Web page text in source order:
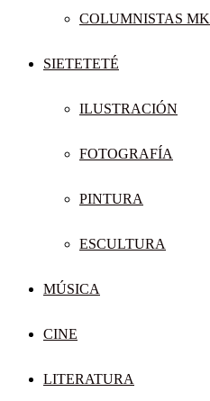
COLUMNISTAS MK
SIETETETÉ
ILUSTRACIÓN
FOTOGRAFÍA
PINTURA
ESCULTURA
MÚSICA
CINE
LITERATURA